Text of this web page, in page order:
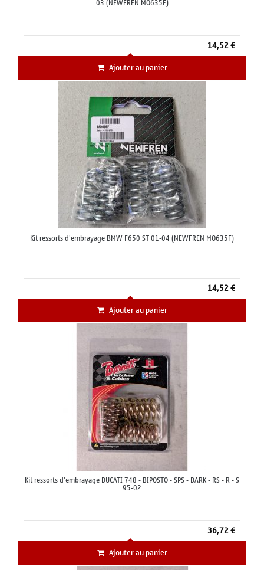
03 (NEWFREN MO635F)
14,52 €
Ajouter au panier
Kit ressorts d'embrayage BMW F650 ST 01-04 (NEWFREN MO635F)
14,52 €
Ajouter au panier
Kit ressorts d'embrayage DUCATI 748 - BIPOSTO - SPS - DARK - RS - R - S
95-02
36,72 €
Ajouter au panier